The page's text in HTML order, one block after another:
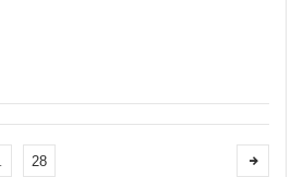
28